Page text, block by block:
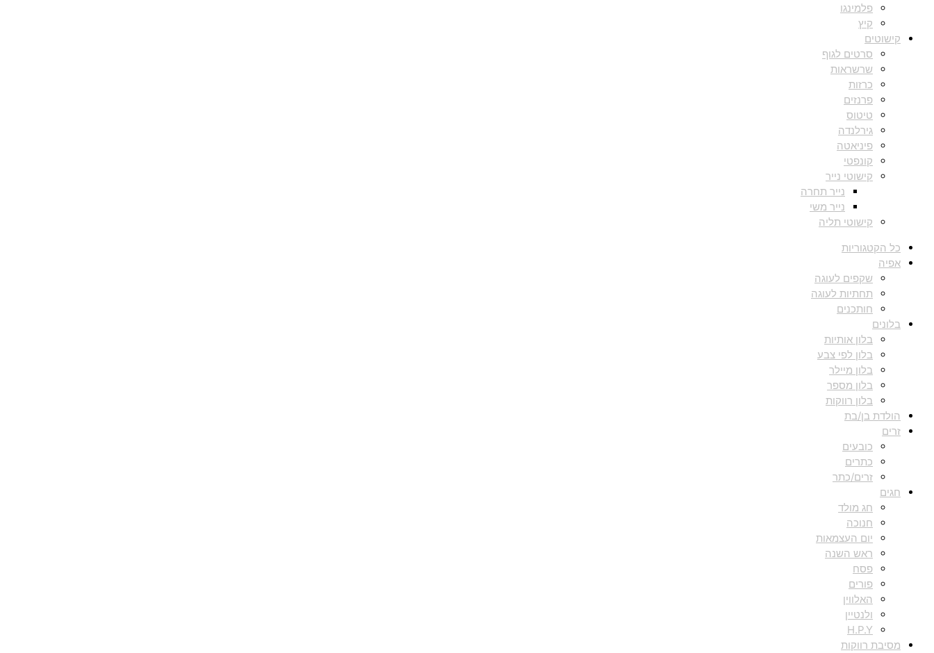
פלמינגו
קיץ
קישוטים
סרטים לגוף
שרשראות
כרזות
פרנזים
טיטוס
גירלנדה
פיניאטה
קונפטי
קישוטי נייר
נייר תחרה
נייר משי
קישוטי תליה
כל הקטגוריות
אפיה
שקפים לעוגה
תחתיות לעוגה
חותכנים
בלונים
בלון אותיות
בלון לפי צבע
בלון מיילר
בלון מספר
בלון רווקות
הולדת בן/בת
זרים
כובעים
כתרים
זרים/כתר
חגים
חג מולד
חנוכה
יום העצמאות
ראש השנה
פסח
פורים
האלווין
ולנטיין
H.P.Y
מסיבת רווקות